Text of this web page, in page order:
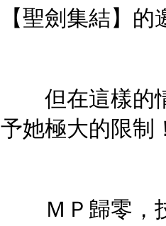
【聖劍集結】
但在這樣的情
予她極大的限制
ＭＰ歸零，技